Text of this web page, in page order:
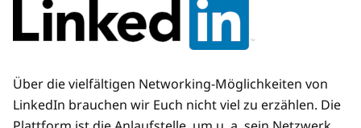
Über die vielfältigen Networking-Möglichkeiten von
LinkedIn brauchen wir Euch nicht viel zu erzählen. Die